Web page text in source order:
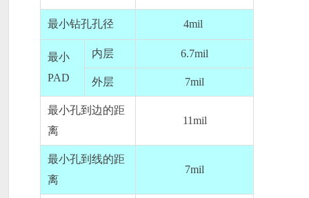
最小钻孔孔径 4mil
最小
PAD
内层 6.7mil
外层 7mil
最小孔到边的距
离
11mil
最小孔到线的距
离
7mil